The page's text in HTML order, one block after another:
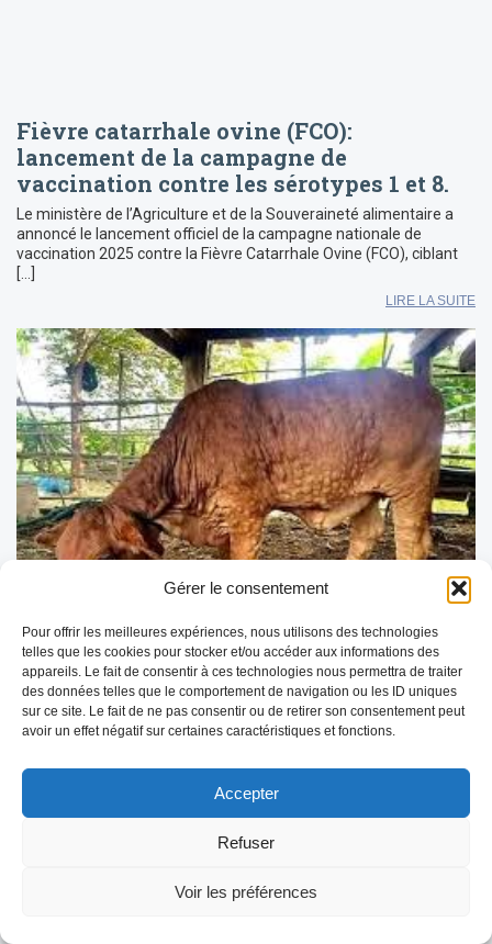
Gérer le consentement
Pour offrir les meilleures expériences, nous utilisons des technologies
telles que les cookies pour stocker et/ou accéder aux informations des
appareils. Le fait de consentir à ces technologies nous permettra de traiter
des données telles que le comportement de navigation ou les ID uniques
sur ce site. Le fait de ne pas consentir ou de retirer son consentement peut
avoir un effet négatif sur certaines caractéristiques et fonctions.
Accepter
Refuser
Voir les préférences
Fièvre catarrhale ovine (FCO):
lancement de la campagne de
vaccination contre les sérotypes 1 et 8.
Le ministère de l’Agriculture et de la Souveraineté alimentaire a
annoncé le lancement officiel de la campagne nationale de
vaccination 2025 contre la Fièvre Catarrhale Ovine (FCO), ciblant
[…]
LIRE LA SUITE
DNC – Point de situation au 10 juillet
2025
La Dermatose Nodulaire Contagieuse (DNC) reste sous
surveillance renforcée avec une situation épidémiologique
concernant la progression de la maladie, les […]